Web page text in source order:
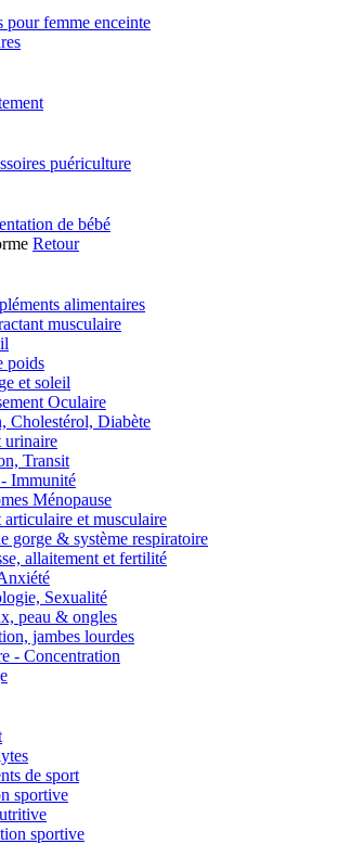
pour femme enceinte
puériculture
de bébé
Retour
alimentaires
musculaire
poids
et soleil
Oculaire
Cholestérol, Diabète
urinaire
Transit
Immunité
Ménopause
et musculaire
gorge & système respiratoire
allaitement et fertilité
Sexualité
peau & ongles
jambes lourdes
- Concentration
de sport
sportive
sportive